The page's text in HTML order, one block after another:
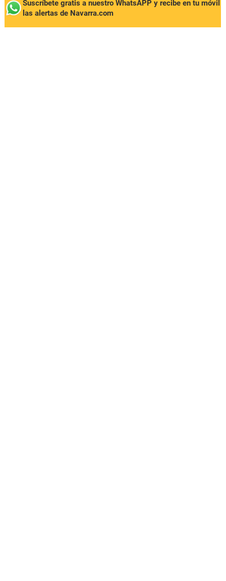
Suscríbete gratis a nuestro WhatsAPP y recibe en tu móvil
las alertas de Navarra.com